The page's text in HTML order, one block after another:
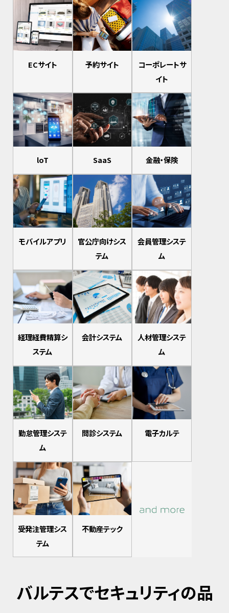
ECサイト 予約サイト
コーポレートサ
イト
loT SaaS 金融・保険
モバイルアプリ
官公庁向けシス
テム
会員管理システ
ム
経理経費精算シ
ステム
会計システム
人材管理システ
ム
勤怠管理システ
ム
問診システム 電子カルテ
受発注管理シス
テム
不動産テック
バルテスでセキュリティの品